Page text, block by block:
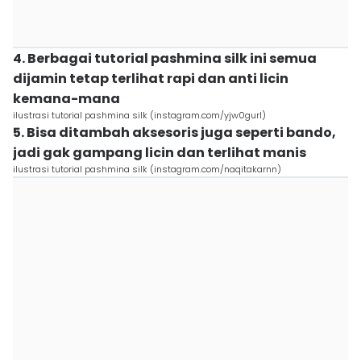
4. Berbagai tutorial pashmina silk ini semua
dijamin tetap terlihat rapi dan anti licin
kemana-mana
ilustrasi tutorial pashmina silk (instagram.com/yjw0gurl)
5. Bisa ditambah aksesoris juga seperti bando,
jadi gak gampang licin dan terlihat manis
ilustrasi tutorial pashmina silk (instagram.com/naqitakarnn)